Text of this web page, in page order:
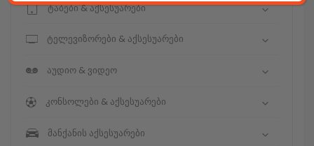
ტაბები & აქსესუარები
ტელევიზორები & აქსესუარები
აუდიო & ვიდეო
კონსოლები & აქსესუარები
მანქანის აქსესუარები